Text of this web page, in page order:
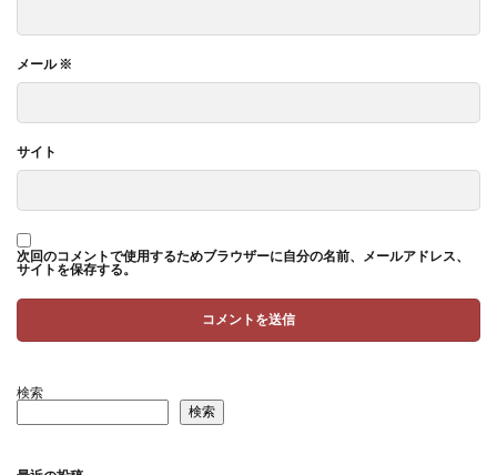
メール※
サイト
次回のコメントで使用するためブラウザーに自分の名前、メールアドレス、
サイトを保存する。
検索
検索